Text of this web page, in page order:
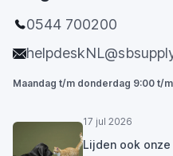
0544 700200
Maandag t/m donderdag 9:00 t/
17 jul 2026
Lijden ook